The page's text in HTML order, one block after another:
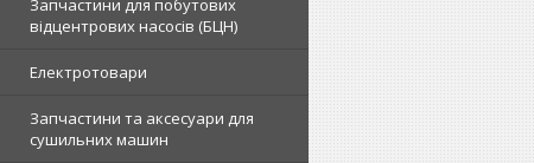
Запчастини для побутових
відцентрових насосів (БЦН)
Електротовари
Запчастини та аксесуари для
сушильних машин